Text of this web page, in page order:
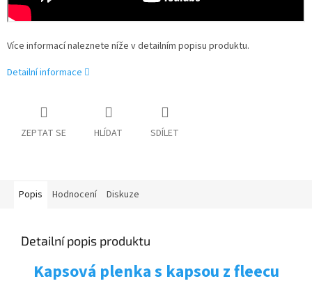
Více informací naleznete níže v detailním popisu produktu.
Detailní informace
ZEPTAT SE HLÍDAT SDÍLET
Popis Hodnocení Diskuze
Detailní popis produktu
Kapsová plenka s kapsou z fleecu